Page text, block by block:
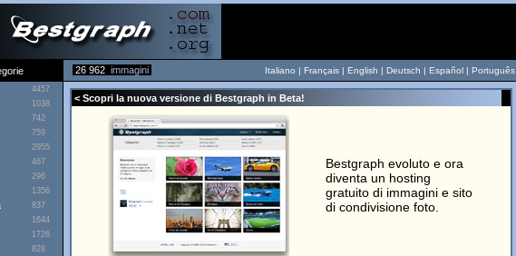
26 962 immagini Italiano | Français | English | Deutsch | Español | Português
4457
1038
742
759
2955
467
296
1356
837
1644
1726
828
< Scopri la nuova versione di Bestgraph in Beta!
Bestgraph evoluto e ora
diventa un hosting
gratuito di immagini e sito
di condivisione foto.